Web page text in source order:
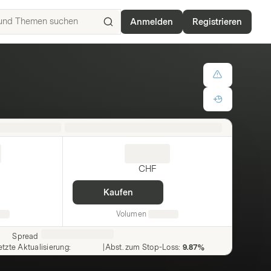
ISIN,
Basiswerte,
Anmelden Registrieren
CHF
Kaufen
Volumen
Spread
Aktualisierung: Abst. zum Stop-Loss: 9.87%